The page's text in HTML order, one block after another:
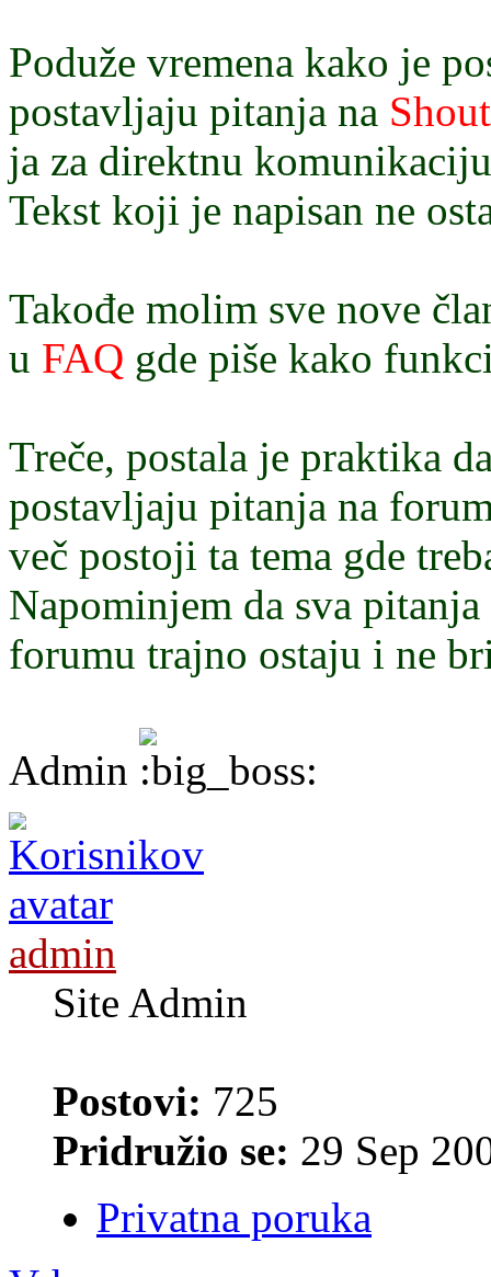
Poduže vremena kako je
postavljaju pitanja na
ja za direktnu
Tekst koji je napisan ne
Takođe molim sve nove
u FAQ gde piše kako
Treče, postala je praktika
postavljaju pitanja na
več postoji ta tema gde
Napominjem da sva
forumu trajno ostaju i ne
Admin
admin
Site Admin
Postovi: 725
Pridružio se: 29 Sep
Privatna poruka